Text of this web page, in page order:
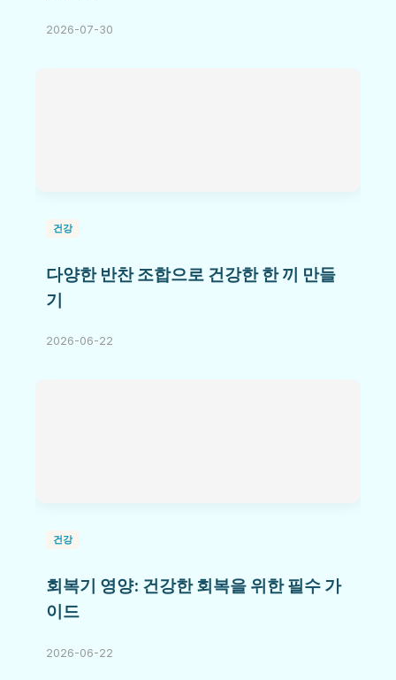
2026-07-30
건강
다양한 반찬 조합으로 건강한 한 끼 만들
기
2026-06-22
건강
회복기 영양: 건강한 회복을 위한 필수 가
이드
2026-06-22